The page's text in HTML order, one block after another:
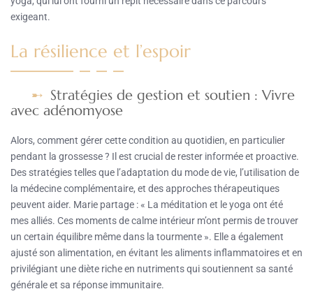
exigeant.
La résilience et l’espoir
Stratégies de gestion et soutien : Vivre
avec adénomyose
Alors, comment gérer cette condition au quotidien, en particulier
pendant la grossesse ? Il est crucial de rester informée et proactive.
Des stratégies telles que l’adaptation du mode de vie, l’utilisation de
la médecine complémentaire, et des approches thérapeutiques
peuvent aider. Marie partage : « La méditation et le yoga ont été
mes alliés. Ces moments de calme intérieur m’ont permis de trouver
un certain équilibre même dans la tourmente ». Elle a également
ajusté son alimentation, en évitant les aliments inflammatoires et en
privilégiant une diète riche en nutriments qui soutiennent sa santé
générale et sa réponse immunitaire.